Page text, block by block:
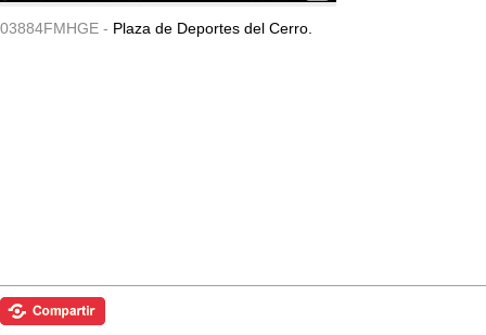
03884FMHGE - Plaza de Deportes del Cerro.